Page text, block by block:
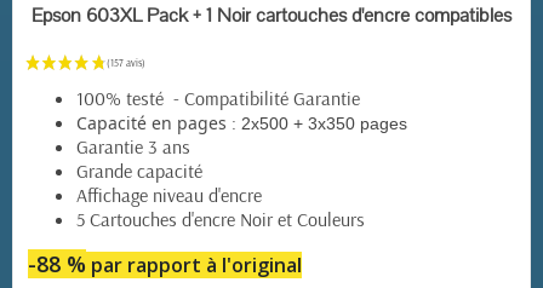
EN STOCK
Epson 603XL Pack + 1 Noir cartouches d'encre compatibles
100% testé - Compatibilité Garantie
Capacité en pages : 2x500 + 3x350 pages
Garantie 3 ans
Grande capacité
Affichage niveau d'encre
5 Cartouches d'encre Noir et Couleurs
-88 % par rapport à l'original